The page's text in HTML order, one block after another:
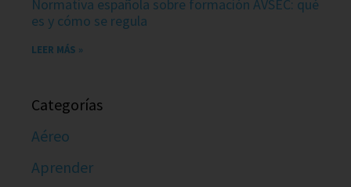
Normativa española sobre formación AVSEC: qué
es y cómo se regula
LEER MÁS »
Categorías
Aéreo
Aprender